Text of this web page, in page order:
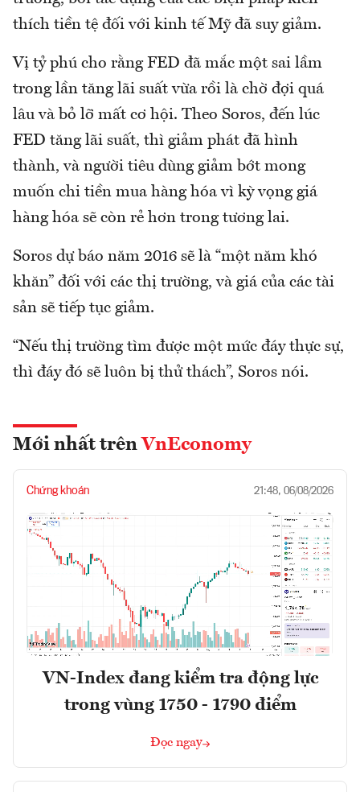
thích tiền tệ đối với kinh tế Mỹ đã suy giảm.
Vị tỷ phú cho rằng FED đã mắc một sai lầm
trong lần tăng lãi suất vừa rồi là chờ đợi quá
lâu và bỏ lỡ mất cơ hội. Theo Soros, đến lúc
FED tăng lãi suất, thì giảm phát đã hình
thành, và người tiêu dùng giảm bớt mong
muốn chi tiền mua hàng hóa vì kỳ vọng giá
hàng hóa sẽ còn rẻ hơn trong tương lai.
Soros dự báo năm 2016 sẽ là “một năm khó
khăn” đối với các thị trường, và giá của các tài
sản sẽ tiếp tục giảm.
“Nếu thị trường tìm được một mức đáy thực sự,
thì đáy đó sẽ luôn bị thử thách”, Soros nói.
Mới nhất trên VnEconomy
Chứng khoán 21:48, 06/08/2026
VN-Index đang kiểm tra động lực
trong vùng 1750 - 1790 điểm
Đọc ngay